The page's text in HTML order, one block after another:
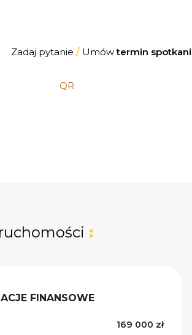
Zadaj pytanie /Umówtermin
:
FINANSOWE
169 000 zł